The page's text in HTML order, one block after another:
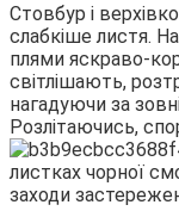
Стовбур і
слабкіше листя.
плями яскраво-
світлішають,
нагадуючи за
Розлітаючись,